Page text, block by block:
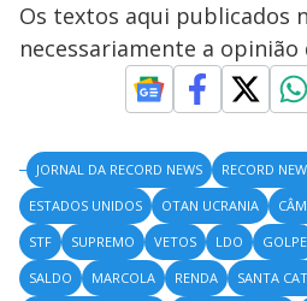
Os textos aqui publicados
necessariamente a opinião
JORNAL DA RECORD NEWS RECORD
ESTADOS UNIDOS
OTAN UCRANIA
STF
SUPREMO VETOS LDO GOLPE
SALDO
MARCOLA RENDA SANTA